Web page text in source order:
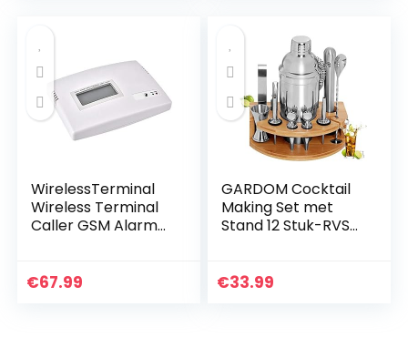
WirelessTerminal
Wireless Terminal
Caller GSM Alarm
Fixed Wireless
€67.99
GARDOM Cocktail
Making Set met
Stand 12 Stuk-RVS
met Jigger|
€33.99